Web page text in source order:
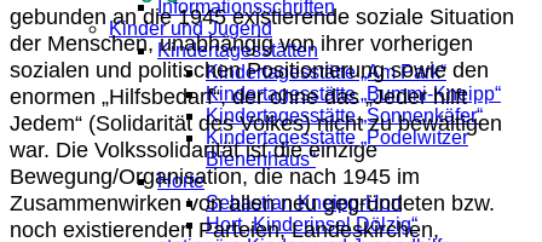
Informationsschriften
Kinder und Jugend
Kindertagesstätten
Kindertagesstätte „Am Park“
Kindertagesstätte „Bummi-Kneipp“
Kindertagesstätte „Sonnenkäfer“
Kindertagesstätte „Podelwitzer
Bienenhaus“
Horte
Sebastian Kneipp-Hort
Hort „Kinderinsel Dölzig“
gebunden an die 1945 existierende soziale Situation
der Menschen, unabhängig von ihrer vorherigen
sozialen und politischen Positionierung sowie den
enormen „Hilfsbedarf“, der ohne das „Jeder hilft
Jedem“ (Solidarität des Volkes) nicht zu bewältigen
war. Die Volkssolidarität ist die einzige
Bewegung/Organisation, die nach 1945 im
Zusammenwirken von allen neu gegründeten bzw.
noch existierenden Parteien, Landeskirchen,